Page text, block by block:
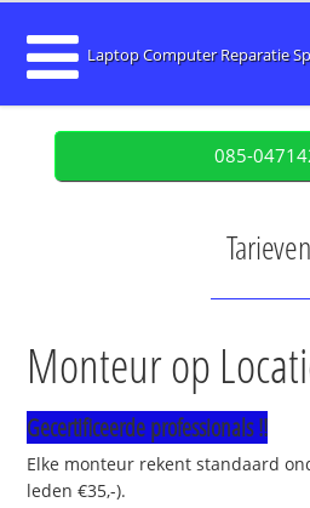
Laptop Computer Reparatie
085-
Tarieven
Monteur op
Gecertificeerde professionals !!
Elke monteur rekent standaard
leden €35,-).